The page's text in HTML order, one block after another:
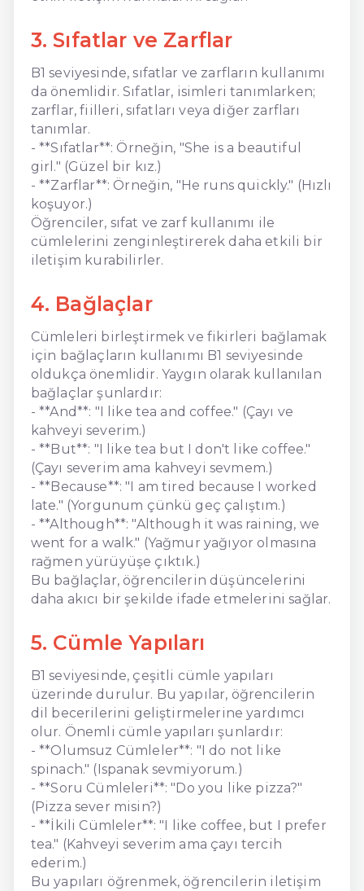
3. Sıfatlar ve Zarflar
B1 seviyesinde, sıfatlar ve zarfların kullanımı
da önemlidir. Sıfatlar, isimleri tanımlarken;
zarflar, fiilleri, sıfatları veya diğer zarfları
tanımlar.
- **Sıfatlar**: Örneğin, "She is a beautiful
girl." (Güzel bir kız.)
- **Zarflar**: Örneğin, "He runs quickly." (Hızlı
koşuyor.)
Öğrenciler, sıfat ve zarf kullanımı ile
cümlelerini zenginleştirerek daha etkili bir
iletişim kurabilirler.
4. Bağlaçlar
Cümleleri birleştirmek ve fikirleri bağlamak
için bağlaçların kullanımı B1 seviyesinde
oldukça önemlidir. Yaygın olarak kullanılan
bağlaçlar şunlardır:
- **And**: "I like tea and coffee." (Çayı ve
kahveyi severim.)
- **But**: "I like tea but I don't like coffee."
(Çayı severim ama kahveyi sevmem.)
- **Because**: "I am tired because I worked
late." (Yorgunum çünkü geç çalıştım.)
- **Although**: "Although it was raining, we
went for a walk." (Yağmur yağıyor olmasına
rağmen yürüyüşe çıktık.)
Bu bağlaçlar, öğrencilerin düşüncelerini
daha akıcı bir şekilde ifade etmelerini sağlar.
5. Cümle Yapıları
B1 seviyesinde, çeşitli cümle yapıları
üzerinde durulur. Bu yapılar, öğrencilerin
dil becerilerini geliştirmelerine yardımcı
olur. Önemli cümle yapıları şunlardır:
- **Olumsuz Cümleler**: "I do not like
spinach." (Ispanak sevmiyorum.)
- **Soru Cümleleri**: "Do you like pizza?"
(Pizza sever misin?)
- **İkili Cümleler**: "I like coffee, but I prefer
tea." (Kahveyi severim ama çayı tercih
ederim.)
Bu yapıları öğrenmek, öğrencilerin iletişim